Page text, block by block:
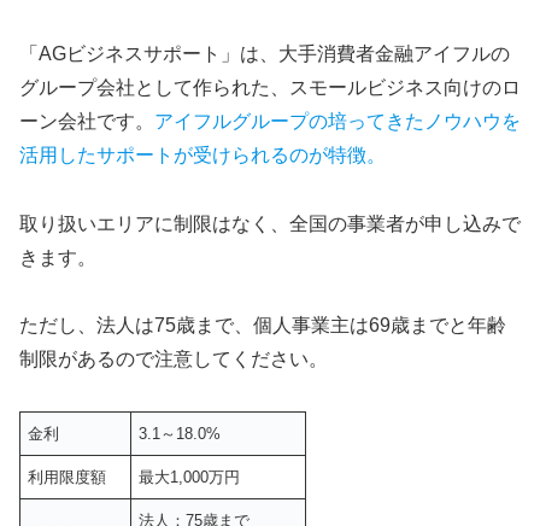
「AGビジネスサポート」は、大手消費者金融アイフルの
グループ会社として作られた、スモールビジネス向けのロ
ーン会社です。 アイフルグループの培ってきたノウハウを
活用したサポートが受けられるのが特徴。
取り扱いエリアに制限はなく、全国の事業者が申し込みで
きます。
ただし、法人は75歳まで、個人事業主は69歳までと年齢
制限があるので注意してください。
金利 3.1～18.0%
利用限度額 最大1,000万円
法人：75歳まで